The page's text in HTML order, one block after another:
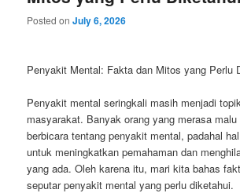
Posted onJuly 6, 2026
Penyakit Mental: Fakta dan Mitos yang Perlu
Penyakit mental seringkali masih menjadi
masyarakat. Banyak orang yang merasa
berbicara tentang penyakit mental, padahal
untuk meningkatkan pemahaman dan
yang ada. Oleh karena itu, mari kita bahas
seputar penyakit mental yang perlu diketahui.